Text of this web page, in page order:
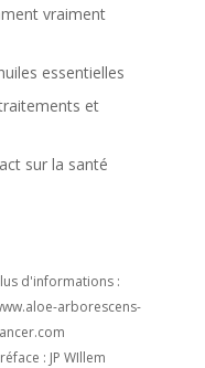
vraiment
essentielles
et
sur la santé
d'informations :
arborescens-
: JP WIllem